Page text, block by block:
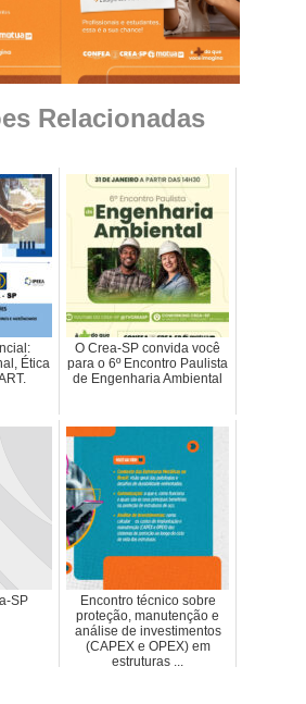
Relacionadas
Ética
O Crea-SP convida você
para o 6º Encontro Paulista
de Engenharia Ambiental
SP
Encontro técnico sobre
proteção, manutenção e
análise de investimentos
(CAPEX e OPEX) em
estruturas ...